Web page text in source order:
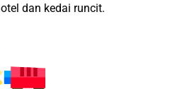
dan kedai runcit.